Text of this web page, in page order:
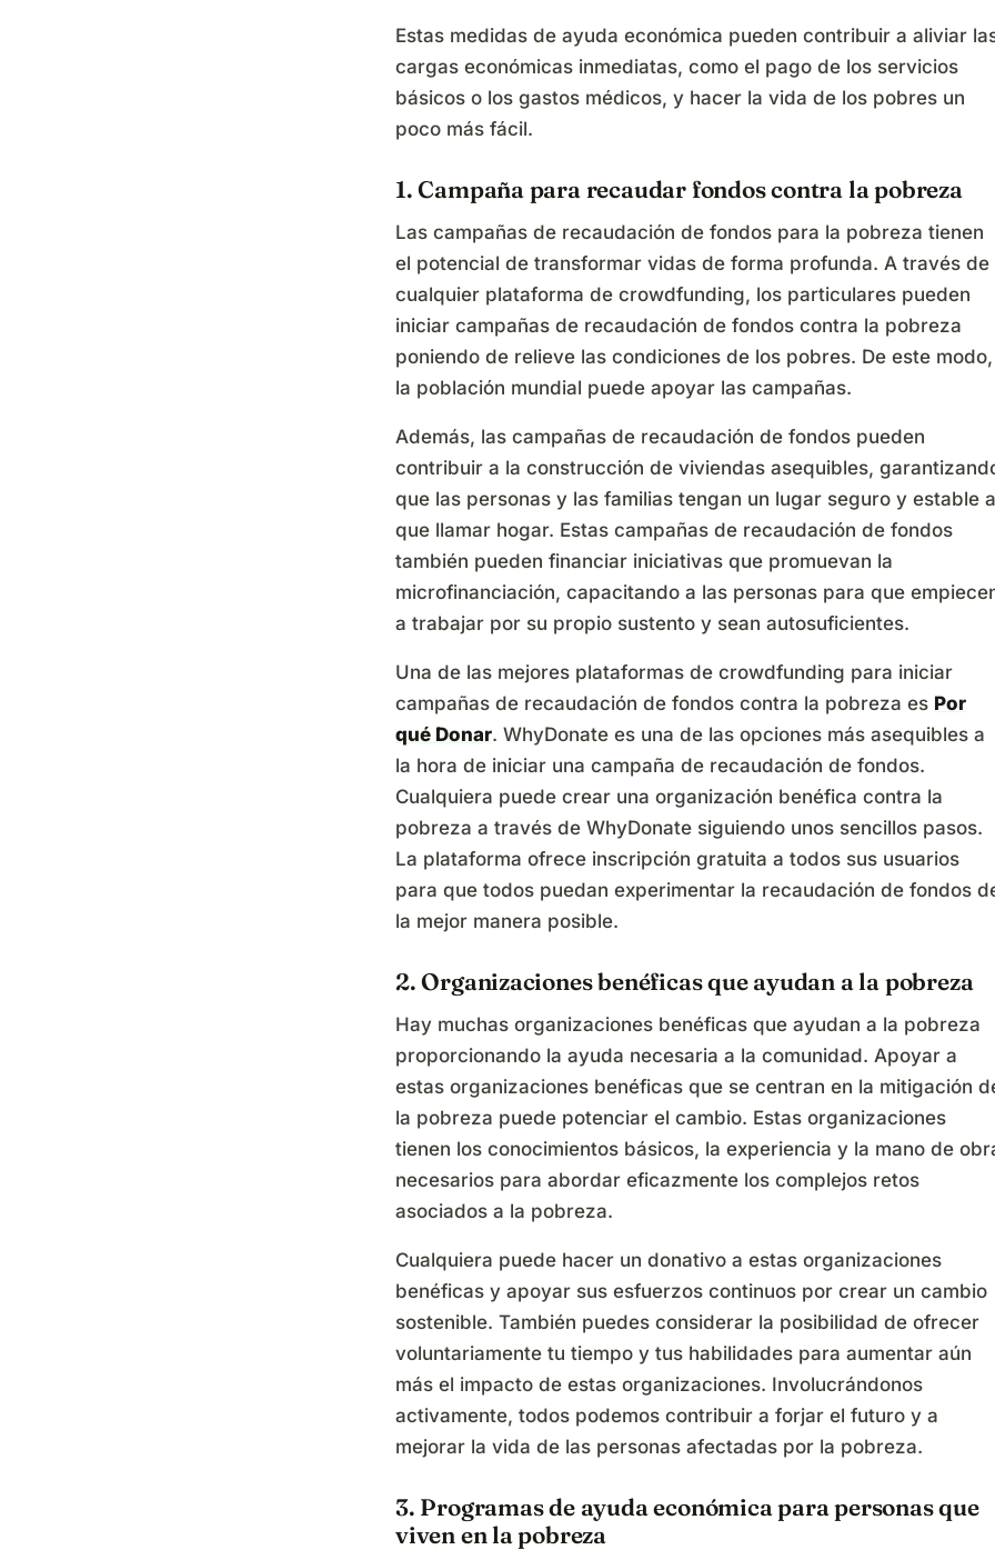
Estas medidas de ayuda económica pueden contribuir a aliviar
cargas económicas inmediatas, como el pago de los servicios
básicos o los gastos médicos, y hacer la vida de los pobres un
poco más fácil.
1. Campaña para recaudar fondos contra la pobreza
Las campañas de recaudación de fondos para la pobreza tienen
el potencial de transformar vidas de forma profunda. A través de
cualquier plataforma de crowdfunding, los particulares pueden
iniciar campañas de recaudación de fondos contra la pobreza
poniendo de relieve las condiciones de los pobres. De este modo,
la población mundial puede apoyar las campañas.
Además, las campañas de recaudación de fondos pueden
contribuir a la construcción de viviendas asequibles,
que las personas y las familias tengan un lugar seguro y estable
que llamar hogar. Estas campañas de recaudación de fondos
también pueden financiar iniciativas que promuevan la
microfinanciación, capacitando a las personas para que
a trabajar por su propio sustento y sean autosuficientes.
Una de las mejores plataformas de crowdfunding para iniciar
campañas de recaudación de fondos contra la pobreza es Por
qué Donar. WhyDonate es una de las opciones más asequibles a
la hora de iniciar una campaña de recaudación de fondos.
Cualquiera puede crear una organización benéfica contra la
pobreza a través de WhyDonate siguiendo unos sencillos pasos.
La plataforma ofrece inscripción gratuita a todos sus usuarios
para que todos puedan experimentar la recaudación de fondos
la mejor manera posible.
2. Organizaciones benéficas que ayudan a la pobreza
Hay muchas organizaciones benéficas que ayudan a la pobreza
proporcionando la ayuda necesaria a la comunidad. Apoyar a
estas organizaciones benéficas que se centran en la mitigación
la pobreza puede potenciar el cambio. Estas organizaciones
tienen los conocimientos básicos, la experiencia y la mano de
necesarios para abordar eficazmente los complejos retos
asociados a la pobreza.
Cualquiera puede hacer un donativo a estas organizaciones
benéficas y apoyar sus esfuerzos continuos por crear un cambio
sostenible. También puedes considerar la posibilidad de ofrecer
voluntariamente tu tiempo y tus habilidades para aumentar aún
más el impacto de estas organizaciones. Involucrándonos
activamente, todos podemos contribuir a forjar el futuro y a
mejorar la vida de las personas afectadas por la pobreza.
3. Programas de ayuda económica para personas que
viven en la pobreza